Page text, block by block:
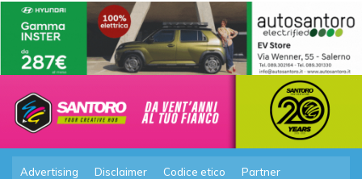
Advertising Disclaimer Codice etico
Partner